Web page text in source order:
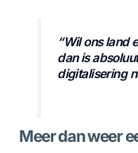
“Wil ons land
dan is
digitalisering
Meer dan weer